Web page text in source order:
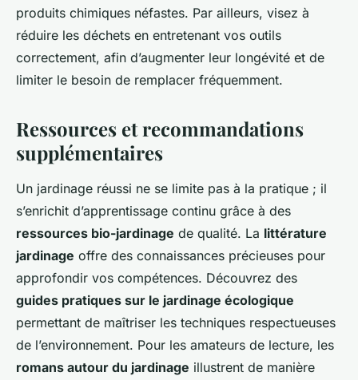
produits chimiques néfastes. Par ailleurs, visez à
réduire les déchets en entretenant vos outils
correctement, afin d’augmenter leur longévité et de
limiter le besoin de remplacer fréquemment.
Ressources et recommandations
supplémentaires
Un jardinage réussi ne se limite pas à la pratique ; il
s’enrichit d’apprentissage continu grâce à des
ressources bio-jardinage de qualité. La littérature
jardinage offre des connaissances précieuses pour
approfondir vos compétences. Découvrez des
guides pratiques sur le jardinage écologique
permettant de maîtriser les techniques respectueuses
de l’environnement. Pour les amateurs de lecture, les
romans autour du jardinage illustrent de manière